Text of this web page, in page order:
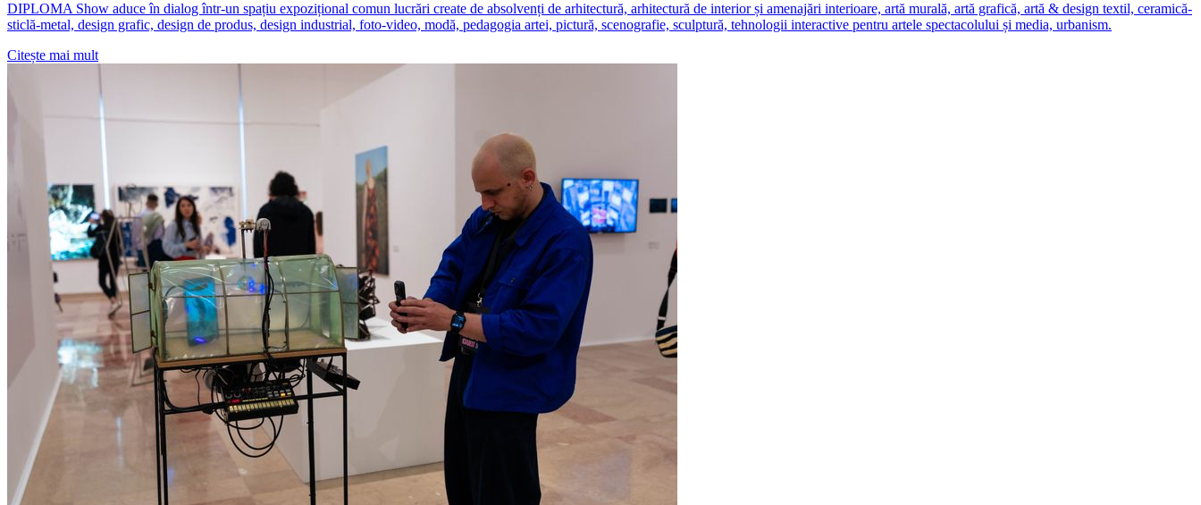
DIPLOMA Show aduce în dialog într-un spațiu expozițional comun lucrări create de absolvenți de arhitectură, arhitectură de interior și amenajări interioare, artă murală, artă grafică, artă & design textil, ceramică-
sticlă-metal, design grafic, design de produs, design industrial, foto-video, modă, pedagogia artei, pictură, scenografie, sculptură, tehnologii interactive pentru artele spectacolului și media, urbanism.
Citește mai mult